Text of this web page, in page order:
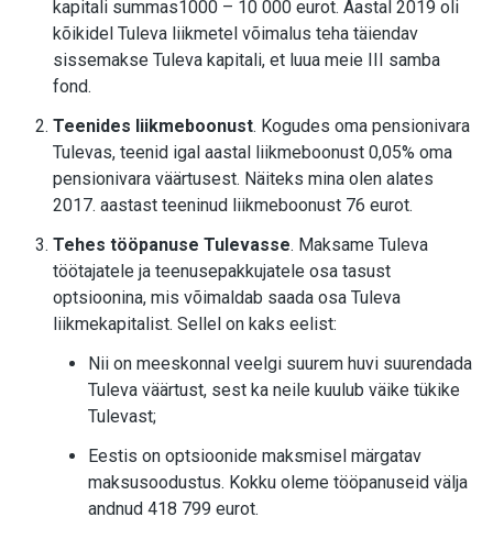
kapitali summas1000 – 10 000 eurot. Aastal 2019 oli
kõikidel Tuleva liikmetel võimalus teha täiendav
sissemakse Tuleva kapitali, et luua meie III samba
fond.
Teenides liikmeboonust. Kogudes oma pensionivara
Tulevas, teenid igal aastal liikmeboonust 0,05% oma
pensionivara väärtusest. Näiteks mina olen alates
2017. aastast teeninud liikmeboonust 76 eurot.
Tehes tööpanuse Tulevasse. Maksame Tuleva
töötajatele ja teenusepakkujatele osa tasust
optsioonina, mis võimaldab saada osa Tuleva
liikmekapitalist. Sellel on kaks eelist:
Nii on meeskonnal veelgi suurem huvi suurendada
Tuleva väärtust, sest ka neile kuulub väike tükike
Tulevast;
Eestis on optsioonide maksmisel märgatav
maksusoodustus. Kokku oleme tööpanuseid välja
andnud 418 799 eurot.